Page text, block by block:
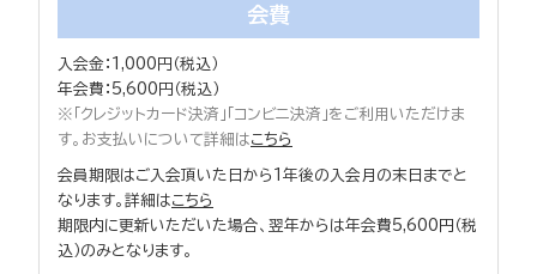
会費
入会金：1,000円（税込）
年会費：5,600円（税込）
※「クレジットカード決済」「コンビニ決済」をご利用いただけま
す。お支払いについて詳細はこちら
会員期限はご入会頂いた日から1年後の入会月の末日までと
なります。詳細はこちら
期限内に更新いただいた場合、翌年からは年会費5,600円（税
込）のみとなります。